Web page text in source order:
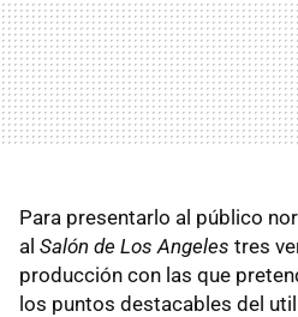
Para presentarlo al público
al Salón de Los Angeles tres
producción con las que
los puntos destacables del